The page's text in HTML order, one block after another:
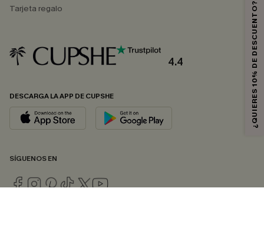
Tarjeta regalo
4.4
DESCARGA LA APP DE CUPSHE
SÍGUENOS EN
¿QUIERES 10% DE DESCUENTO?